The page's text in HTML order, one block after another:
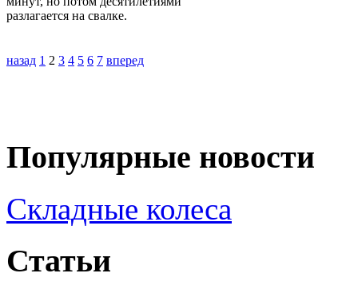
разлагается на свалке.
назад 1 2 3 4 5 6 7 вперед
Популярные новости
Складные колеса
Статьи